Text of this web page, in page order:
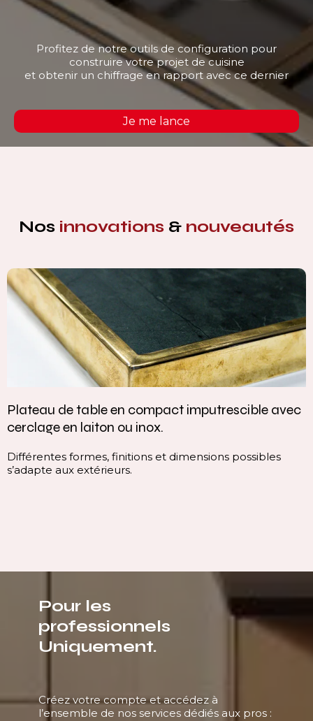
Profitez de notre outils de configuration pour
construire votre projet de cuisine
et obtenir un chiffrage en rapport avec ce dernier
Je me lance
Nos innovations & nouveautés
Plateau de table en compact imputrescible avec
cerclage en laiton ou inox.
Différentes formes, finitions et dimensions possibles
s’adapte aux extérieurs.
Pour les
professionnels
Uniquement.
Créez votre compte et accédez à
l’ensemble de nos services dédiés aux pros :